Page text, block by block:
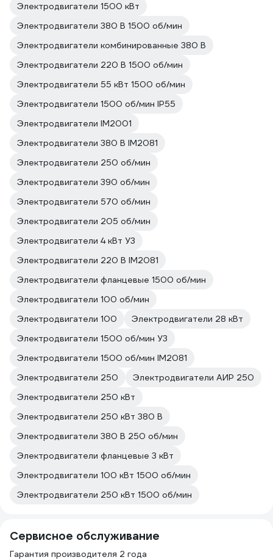
Электродвигатели 1500 кВт
Электродвигатели 380 В 1500 об/мин
Электродвигатели комбинированные 380 В
Электродвигатели 220 В 1500 об/мин
Электродвигатели 55 кВт 1500 об/мин
Электродвигатели 1500 об/мин IP55
Электродвигатели IM2001
Электродвигатели 380 В IM2081
Электродвигатели 250 об/мин
Электродвигатели 390 об/мин
Электродвигатели 570 об/мин
Электродвигатели 205 об/мин
Электродвигатели 4 кВт У3
Электродвигатели 220 В IM2081
Электродвигатели фланцевые 1500 об/мин
Электродвигатели 100 об/мин
Электродвигатели 100
Электродвигатели 28 кВт
Электродвигатели 1500 об/мин У3
Электродвигатели 1500 об/мин IM2081
Электродвигатели 250
Электродвигатели АИР 250
Электродвигатели 250 кВт
Электродвигатели 250 кВт 380 В
Электродвигатели 380 В 250 об/мин
Электродвигатели фланцевые 3 кВт
Электродвигатели 100 кВт 1500 об/мин
Электродвигатели 250 кВт 1500 об/мин
Сервисное обслуживание
Гарантия производителя 2 года